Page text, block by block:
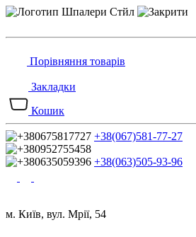
Порівняння товарів
Закладки
Кошик
+38(067)581-77-27
+38(063)505-93-96
м. Київ, вул. Мрії, 54